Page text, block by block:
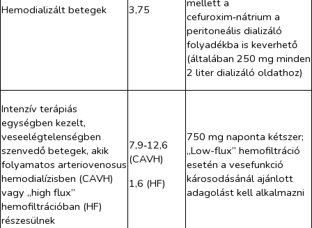
Hemodializált betegek 3,75
mellett a
cefuroxim‑nátrium a
peritoneális dializáló
folyadékba is keverhető
(általában 250 mg minden
2 liter dializáló oldathoz)
Intenzív terápiás
egységben kezelt,
veseelégtelenségben
szenvedő betegek, akik
folyamatos arteriovenosus
hemodialízisben (CAVH)
vagy „high flux”
hemofiltrációban (HF)
részesülnek
7,9‑12,6
(CAVH)
1,6 (HF)
750 mg naponta kétszer;
„Low-flux” hemofiltráció
esetén a vesefunkció
károsodásánál ajánlott
adagolást kell alkalmazni